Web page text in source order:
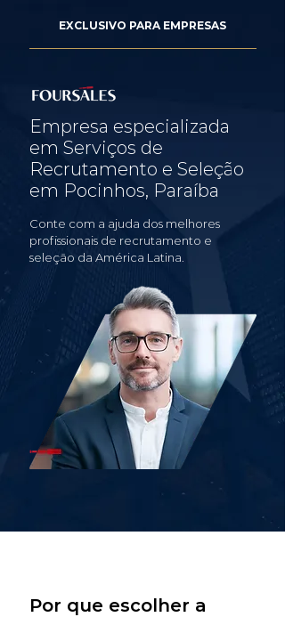
EXCLUSIVO PARA EMPRESAS
Empresa especializada
em Serviços de
Recrutamento e Seleção
em Pocinhos, Paraíba
Conte com a ajuda dos melhores
profissionais de recrutamento e
seleção da América Latina.
Por que escolher a